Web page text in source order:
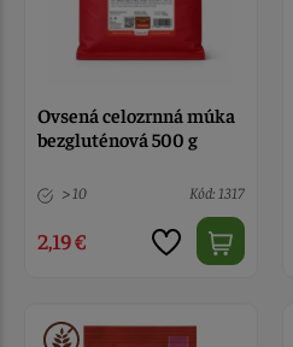
Ovsená celozrnná múka
bezgluténová 500 g
> 10 Kód: 1317
2,19 €